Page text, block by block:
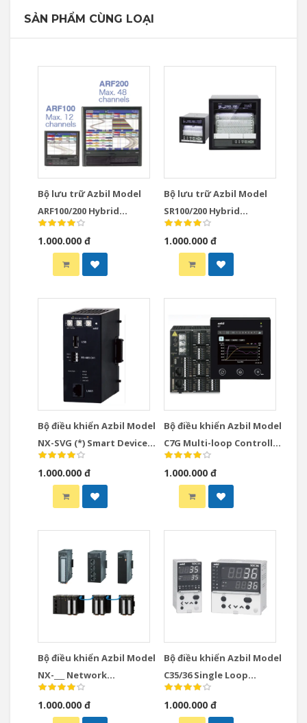
SẢN PHẨM CÙNG LOẠI
Bộ lưu trữ Azbil Model
ARF100/200 Hybrid
Recorders
1.000.000 đ
Bộ lưu trữ Azbil Model
SR100/200 Hybrid
Recorders
1.000.000 đ
Bộ điều khiển Azbil Model
NX-SVG (*) Smart Device
Gateway
1.000.000 đ
Bộ điều khiển Azbil Model
C7G Multi-loop Controller
with Multifunction
Display Model
1.000.000 đ
Bộ điều khiển Azbil Model
NX-___ Network
Instrumentation
Modules Controllers
1.000.000 đ
Bộ điều khiển Azbil Model
C35/36 Single Loop
Controllers
1.000.000 đ